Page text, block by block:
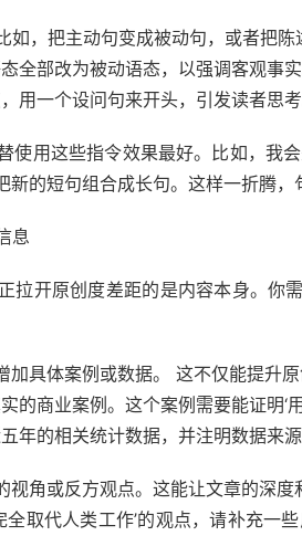
如，把主动句变成被动句，或者把陈
全部改为被动语态，以强调客观事
用一个设问句来开头，引发读者思
使用这些指令效果最好。比如，我
的短句组合成长句。这样一折腾，
息
拉开原创度差距的是内容本身。你
具体案例或数据。 这不仅能提升原
的商业案例。这个案例需要能证明‘
年的相关统计数据，并注明数据来
角或反方观点。这能让文章的深度
全取代人类工作’的观点，请补充一